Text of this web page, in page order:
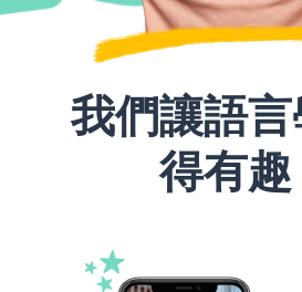
我們讓語
得有趣